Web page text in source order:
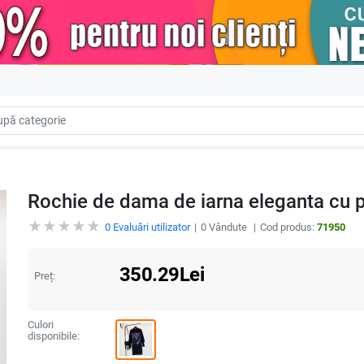
Rochie de dama de iarna eleganta cu
0Evaluări utilizator 0Vândute Cod produs: 71950
Preț: 350.29Lei
Culori
disponibile: